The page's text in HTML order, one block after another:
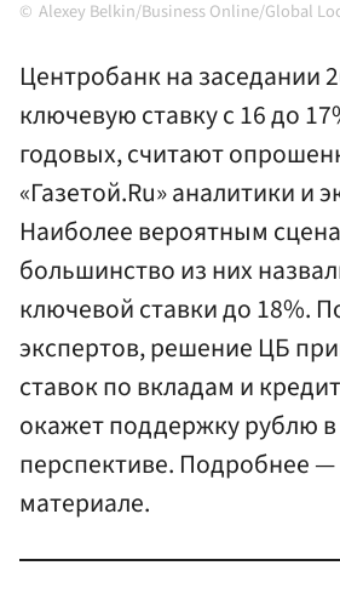
Alexey Belkin/Business Online/Global
Центробанк на заседании
ключевую ставку с 16 до
годовых, считают
«Газетой.Ru» аналитики и
Наиболее вероятным
большинство из них
ключевой ставки до 18%.
экспертов, решение ЦБ
ставок по вкладам и
окажет поддержку рублю
перспективе. Подробнее
материале.